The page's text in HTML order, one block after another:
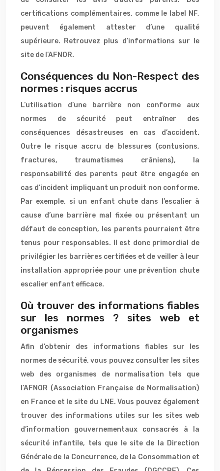
certifications complémentaires, comme le label NF,
peuvent également attester d’une qualité
supérieure. Retrouvez plus d’informations sur le
site de l’AFNOR.
Conséquences du Non-Respect des
normes : risques accrus
L’utilisation d’une barrière non conforme aux
normes de sécurité peut entraîner des
conséquences désastreuses en cas d’accident.
Outre le risque accru de blessures (contusions,
fractures, traumatismes crâniens), la
responsabilité des parents peut être engagée en
cas d’incident impliquant un produit non conforme.
Par exemple, si un enfant chute dans l’escalier à
cause d’une barrière mal fixée ou présentant un
défaut de conception, les parents pourraient être
tenus pour responsables. Il est donc primordial de
privilégier les barrières certifiées et de veiller à leur
installation appropriée pour une prévention chute
escalier enfant efficace.
Où trouver des informations fiables
sur les normes ? sites web et
organismes
Afin d’obtenir des informations fiables sur les
normes de sécurité, vous pouvez consulter les sites
web des organismes de normalisation tels que
l’AFNOR (Association Française de Normalisation)
en France et le site du LNE. Vous pouvez également
trouver des informations utiles sur les sites web
d’information gouvernementaux consacrés à la
sécurité infantile, tels que le site de la Direction
Générale de la Concurrence, de la Consommation et